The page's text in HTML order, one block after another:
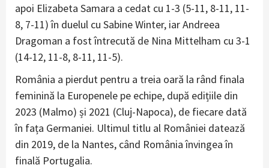
apoi Elizabeta Samara a cedat cu 1-3 (5-11, 8-11, 11-
8, 7-11) în duelul cu Sabine Winter, iar Andreea
Dragoman a fost întrecută de Nina Mittelham cu 3-1
(14-12, 11-8, 8-11, 11-5).
România a pierdut pentru a treia oară la rând finala
feminină la Europenele pe echipe, după edițiile din
2023 (Malmo) și 2021 (Cluj-Napoca), de fiecare dată
în fața Germaniei. Ultimul titlu al României datează
din 2019, de la Nantes, când România învingea în
finală Portugalia.